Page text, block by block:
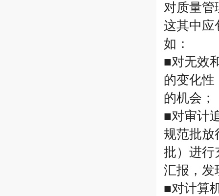
对质量管
这其中应
如：
■对无效
的变化性
的机会；
■对审计
规范批放
批）进行
汇报，发
■对计算